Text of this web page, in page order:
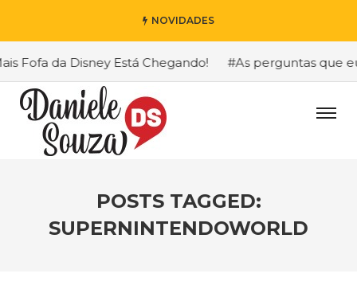
NOVIDADES
da Disney Está Chegando! #As perguntas que eu
POSTS TAGGED:
SUPERNINTENDOWORLD